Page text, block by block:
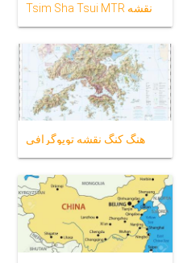
Tsim Sha Tsui MTR نقشه
هنگ کنگ نقشه توپوگرافی